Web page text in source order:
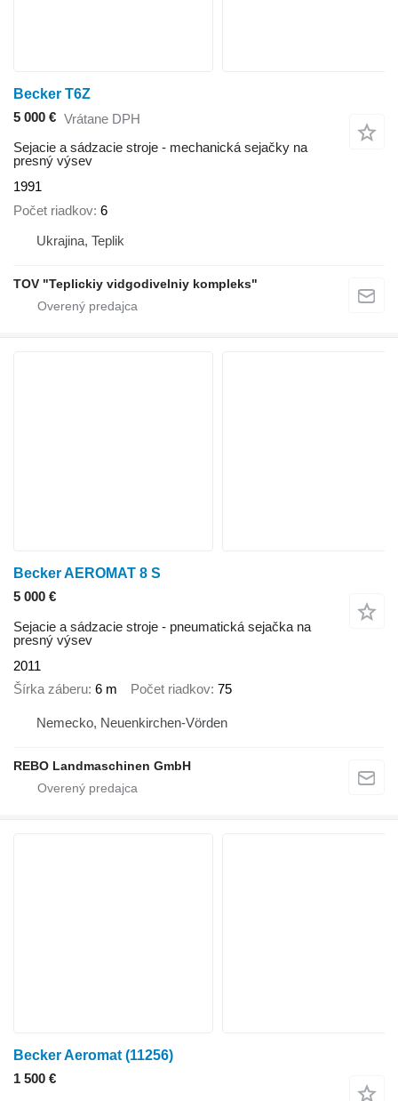
Becker T6Z
5 000 € Vrátane DPH
Sejacie a sádzacie stroje - mechanická sejačky na
presný výsev
1991
Počet riadkov 6
Ukrajina, Teplik
TOV "Teplickiy vidgodivelniy kompleks"
Becker AEROMAT 8 S
5 000 €
Sejacie a sádzacie stroje - pneumatická sejačka na
presný výsev
2011
Šírka záberu 6 m Počet riadkov 75
Nemecko, Neuenkirchen-Vörden
REBO Landmaschinen GmbH
Becker Aeromat (11256)
1 500 €